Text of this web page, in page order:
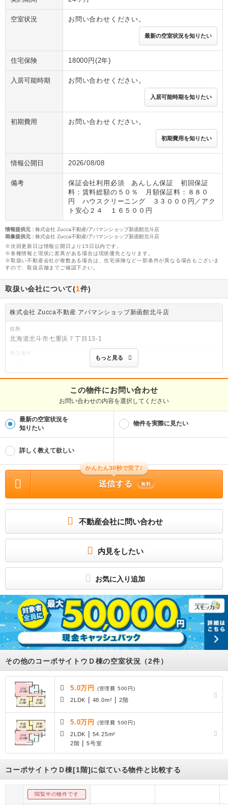
空室状況 お問い合わせください。
最新の空室状況を知りたい
住宅保険 18000円(2年)
入居可能時期 お問い合わせください。
入居可能時期を知りたい
初期費用 お問い合わせください。
初期費用を知りたい
情報公開日 2026/08/08
備考
保証会社利用必須 あんしん保証 初回保証
料：賃料総額の５０％ 月額保証料：８８０
円 ハウスクリーニング ３３０００円／アク
ト安心２４ １６５００円
情報提供元 : 株式会社 Zucca不動産/アパマンショップ新函館北斗店
画像提供元 : 株式会社 Zucca不動産/アパマンショップ新函館北斗店
※次回更新日は情報公開日より15日以内です。
※各種情報と現状に差異がある場合は現状優先となります。
※取扱い不動産会社が複数ある場合は、住宅保険など一部条件が異なる場合もございま
すので、取扱店舗までご確認下さい。
取扱い会社について(1件)
株式会社 Zucca不動産 アパマンショップ新函館北斗店
住所
北海道北斗市七重浜７丁目13-1
電話番号
免許番号
北海道知事渡島(2)第1212号
仲介
物件管理番号
92112742
※お問い合わせの際には、担当者へ物件管理番号をお伝えください。
物件の所在地 : 北海道茅部郡森町字鳥崎町 / 交通の利便 : 函館本線/森 徒歩17分 /
面積 : 54.25m² / 築年月 : 2001年01月 / 賃料 : 5.0万円 / 管理費又は共益費等 : 5
00円 / 礼金等 : 1ヶ月 / 敷金 : 無料、保証金等 : －、 償却、敷引 : － / 住宅総合保
険等の損害保険料 : 18000円(2年) / その他 : 保証会社利用必須 あんしん保証 初
回保証料：賃料総額の５０％ 月額保証料：８８０円 ハウスクリーニング ３３
０００円／アクト安心２４ １６５００円 / 駐車場 : 空有 (２台無料)
★詳細はアパマンショップまで0138‐48‐0145まで★
(公社)北海道宅地建物取引業協会
(一社) 北海道不動産公正取引協議会加盟
もっと見る
この物件にお問い合わせ
お問い合わせの内容を選択してください
最新の空室状況を
知りたい
物件を実際に見たい
詳しく教えて欲しい
かんたん30秒で完了!
送信する 無料
不動産会社に問い合わせ
内見をしたい
お気に入り追加
その他のコーポサイトウＤ棟の空室状況（2件）
5.0万円 (管理費 500円)
2LDK | 48.0m² | 2階
5.0万円 (管理費 500円)
2LDK | 54.25m²
2階 |5号室
コーポサイトウＤ棟[1階]に似ている物件と比較する
閲覧中の物件です